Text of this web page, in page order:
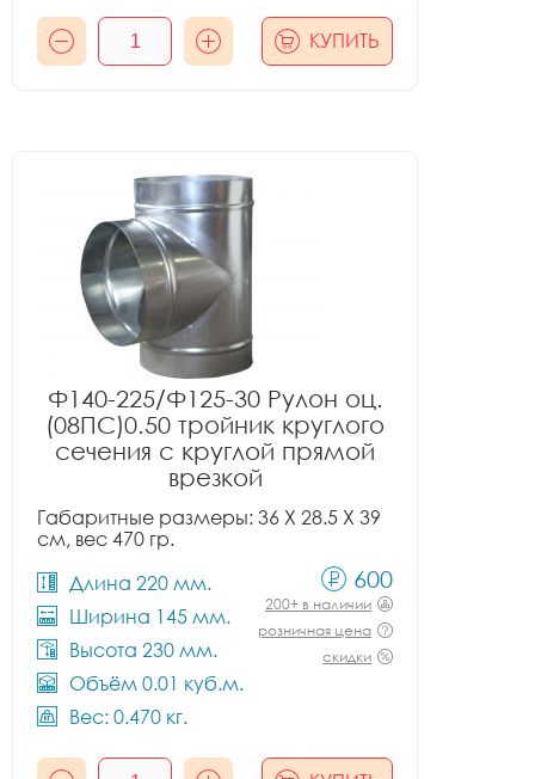
КУПИТЬ
Ф140-225/Ф125-30 Рулон оц.
(08ПС)0.50 тройник круглого
сечения с круглой прямой
врезкой
Габаритные размеры: 36 X 28.5 X 39
см, вес 470 гр.
Длина 220 мм.
Ширина 145 мм.
Высота 230 мм.
Объём 0.01 куб.м.
Вес: 0.470 кг.
600
200+ в наличии
розничная цена
скидки